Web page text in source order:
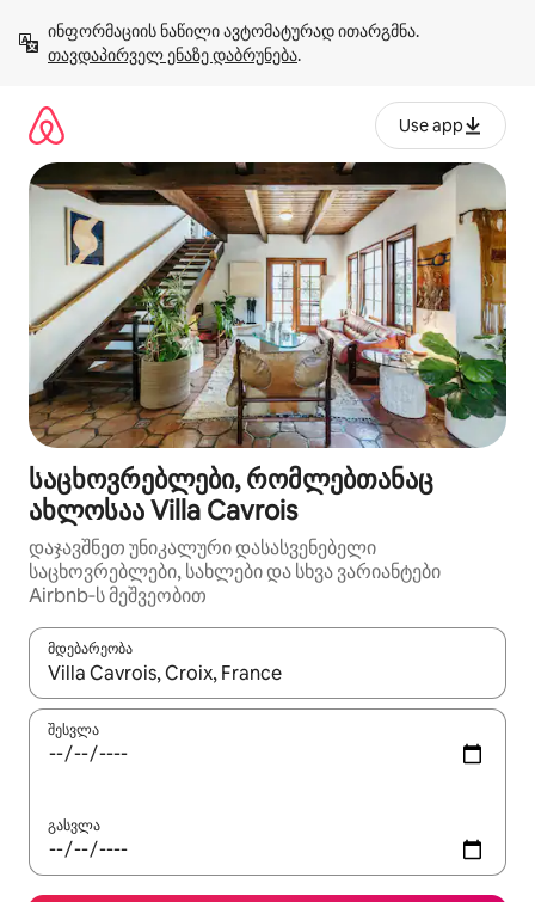
გადასვლა
თავდაპირველ ენაზე დაბრუნება.
Use app
საცხოვრებლები, რომლებთანაც
ახლოსაა Villa Cavrois
დაჯავშნეთ უნიკალური დასასვენებელი
საცხოვრებლები, სახლები და სხვა ვარიანტები
Airbnb‑ს მეშვეობით
მდებარეობა
როცა შედეგები ხელმისაწვდომი გახდება, ნავიგაციისთვის
შესვლა
გასვლა